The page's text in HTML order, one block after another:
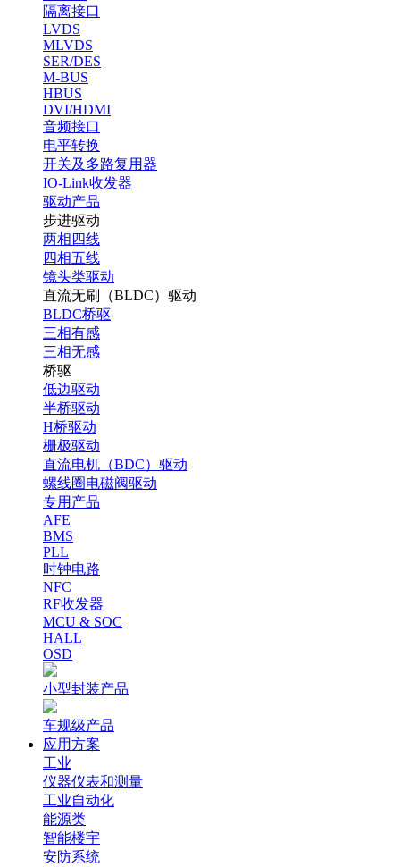
隔离接口
LVDS
MLVDS
SER/DES
M-BUS
HBUS
DVI/HDMI
音频接口
电平转换
开关及多路复用器
IO-Link收发器
驱动产品
步进驱动
两相四线
四相五线
镜头类驱动
直流无刷（BLDC）驱动
BLDC桥驱
三相有感
三相无感
桥驱
低边驱动
半桥驱动
H桥驱动
栅极驱动
直流电机（BDC）驱动
螺线圈电磁阀驱动
专用产品
AFE
BMS
PLL
时钟电路
NFC
RF收发器
MCU & SOC
HALL
OSD
小型封装产品
车规级产品
应用方案
工业
仪器仪表和测量
工业自动化
能源类
智能楼宇
安防系统